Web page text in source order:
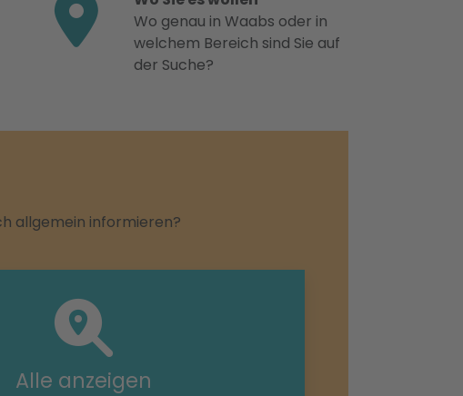
Wo genau in Waabs oder in
welchem Bereich sind Sie auf
der Suche?
allgemein informieren?
Alle anzeigen